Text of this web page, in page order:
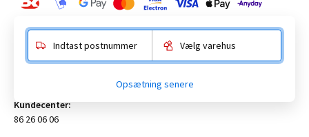
Anelystparken 16, 8381 Tilst. CVR-nummer 19555305
Kundecenter:
86 26 06 06
Indtast postnummer Vælg varehus
Opsætning senere